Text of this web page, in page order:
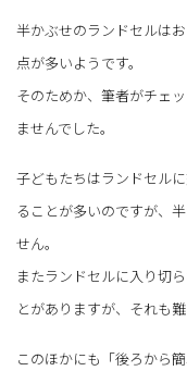
半かぶせのランドセルは
点が多いようです。
そのためか、筆者がチェ
ませんでした。
子どもたちはランドセル
ることが多いのですが、
せん。
またランドセルに入り切
とがありますが、それも難
このほかにも「後ろから